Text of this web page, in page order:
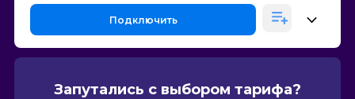
Подключить
Запутались с выбором тарифа?